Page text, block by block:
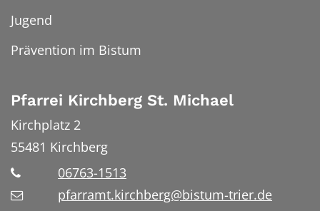
Jugend
Prävention im Bistum
Pfarrei Kirchberg St. Michael
Kirchplatz 2
55481 Kirchberg
06763-1513
pfarramt.kirchberg@bistum-trier.de